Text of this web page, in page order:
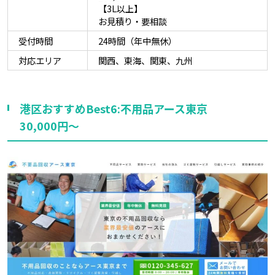
【3L以上】
お見積り・要相談
受付時間
24時間（年中無休）
対応エリア
関西、東海、関東、九州
港区おすすめBest6:不用品アース東京
30,000円～